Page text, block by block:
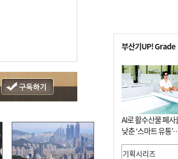
부산기UP! Grade
AI로 활수산물 폐사
낮춘 ‘스마트 유통
사막·산악지대 수
도전